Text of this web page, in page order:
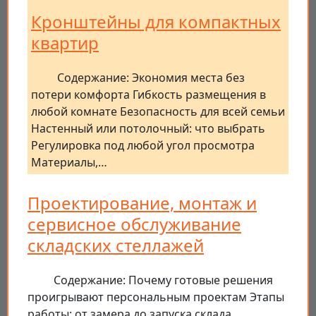
Кронштейны для компактных
квартир
Содержание: Экономия места без
потери комфорта Гибкость размещения в
любой комнате Безопасность для всей семьи
Настенный или потолочный: что выбрать
Регулировка под любой угол просмотра
Материалы,…
Проектирование, монтаж и
сервисное обслуживание
складских стеллажей
Содержание: Почему готовые решения
проигрывают персональным проектам Этапы